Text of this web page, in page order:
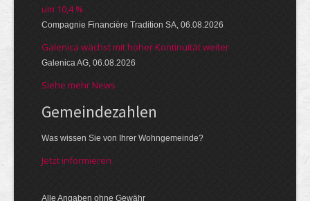
um 10,4 %
Compagnie Financière Tradition SA, 06.08.2026
Galenica wächst mit hoher Kontinuität weiter
Galenica AG, 06.08.2026
Siehe mehr News
Gemeinde­zahlen
Was wissen Sie von Ihrer Wohngemeinde?
Jetzt informieren
Alle Angaben ohne Gewähr